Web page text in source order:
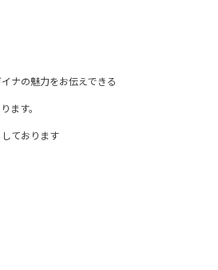
ナの魅力をお伝えできる
ます。
ております